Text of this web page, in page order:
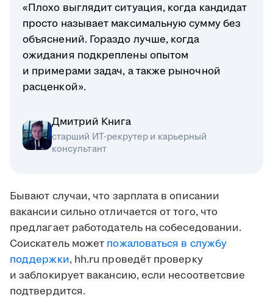
«Плохо выглядит ситуация, когда кандидат
просто называет максимальную сумму без
объяснений. Гораздо лучше, когда
ожидания подкреплены опытом
и примерами задач, а также рыночной
расценкой».
Дмитрий Книга
старший ИТ-рекрутер и карьерный
консультант
Бывают случаи, что зарплата в описании
вакансии сильно отличается от того, что
предлагает работодатель на собеседовании.
Соискатель может пожаловаться в службу
поддержки, hh.ru проведёт проверку
и заблокирует вакансию, если несоответсвие
подтвердится.